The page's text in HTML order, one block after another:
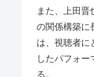
また、上田
の関係構築に
は、視聴者に
したパフォ
る。